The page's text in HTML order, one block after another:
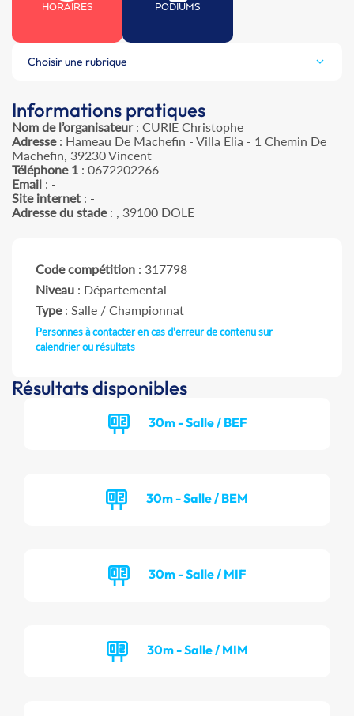
HORAIRES PODIUMS
Choisir une rubrique
Informations pratiques
Nom de l’organisateur: CURIE Christophe
Adresse: Hameau De Machefin - Villa Elia - 1 Chemin De
Machefin, 39230 Vincent
Téléphone 1 : 0672202266
Email : -
Site internet : -
Adresse du stade: , 39100 DOLE
Code compétition : 317798
Niveau : Départemental
Type: Salle / Championnat
Personnes à contacter en cas d'erreur de contenu sur
calendrier ou résultats
Résultats disponibles
30m - Salle / BEF
30m - Salle / BEM
30m - Salle / MIF
30m - Salle / MIM